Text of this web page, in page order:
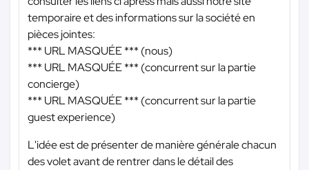
temporaire et des informations sur la société en
pièces jointes:
*** URL MASQUÉE *** (nous)
*** URL MASQUÉE *** (concurrent sur la partie
concierge)
*** URL MASQUÉE *** (concurrent sur la partie
guest experience)
L'idée est de présenter de manière générale chacun
des volet avant de rentrer dans le détail des